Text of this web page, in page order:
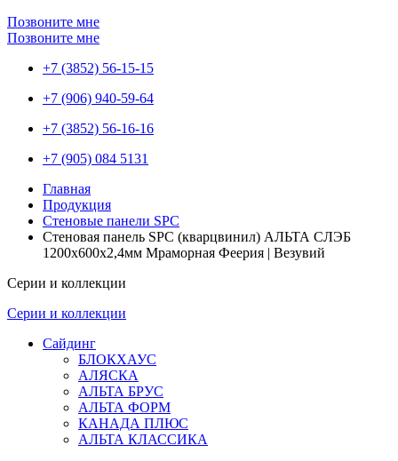
Позвоните мне
Позвоните мне
+7 (3852) 56-15-15
+7 (906) 940-59-64
+7 (3852) 56-16-16
+7 (905) 084 5131
Главная
Продукция
Стеновые панели SPC
Стеновая панель SPC (кварцвинил) АЛЬТА СЛЭБ
1200х600х2,4мм Мраморная Феерия | Везувий
Серии и коллекции
Серии и коллекции
Сайдинг
БЛОКХАУС
АЛЯСКА
АЛЬТА БРУС
АЛЬТА ФОРМ
КАНАДА ПЛЮС
АЛЬТА КЛАССИКА